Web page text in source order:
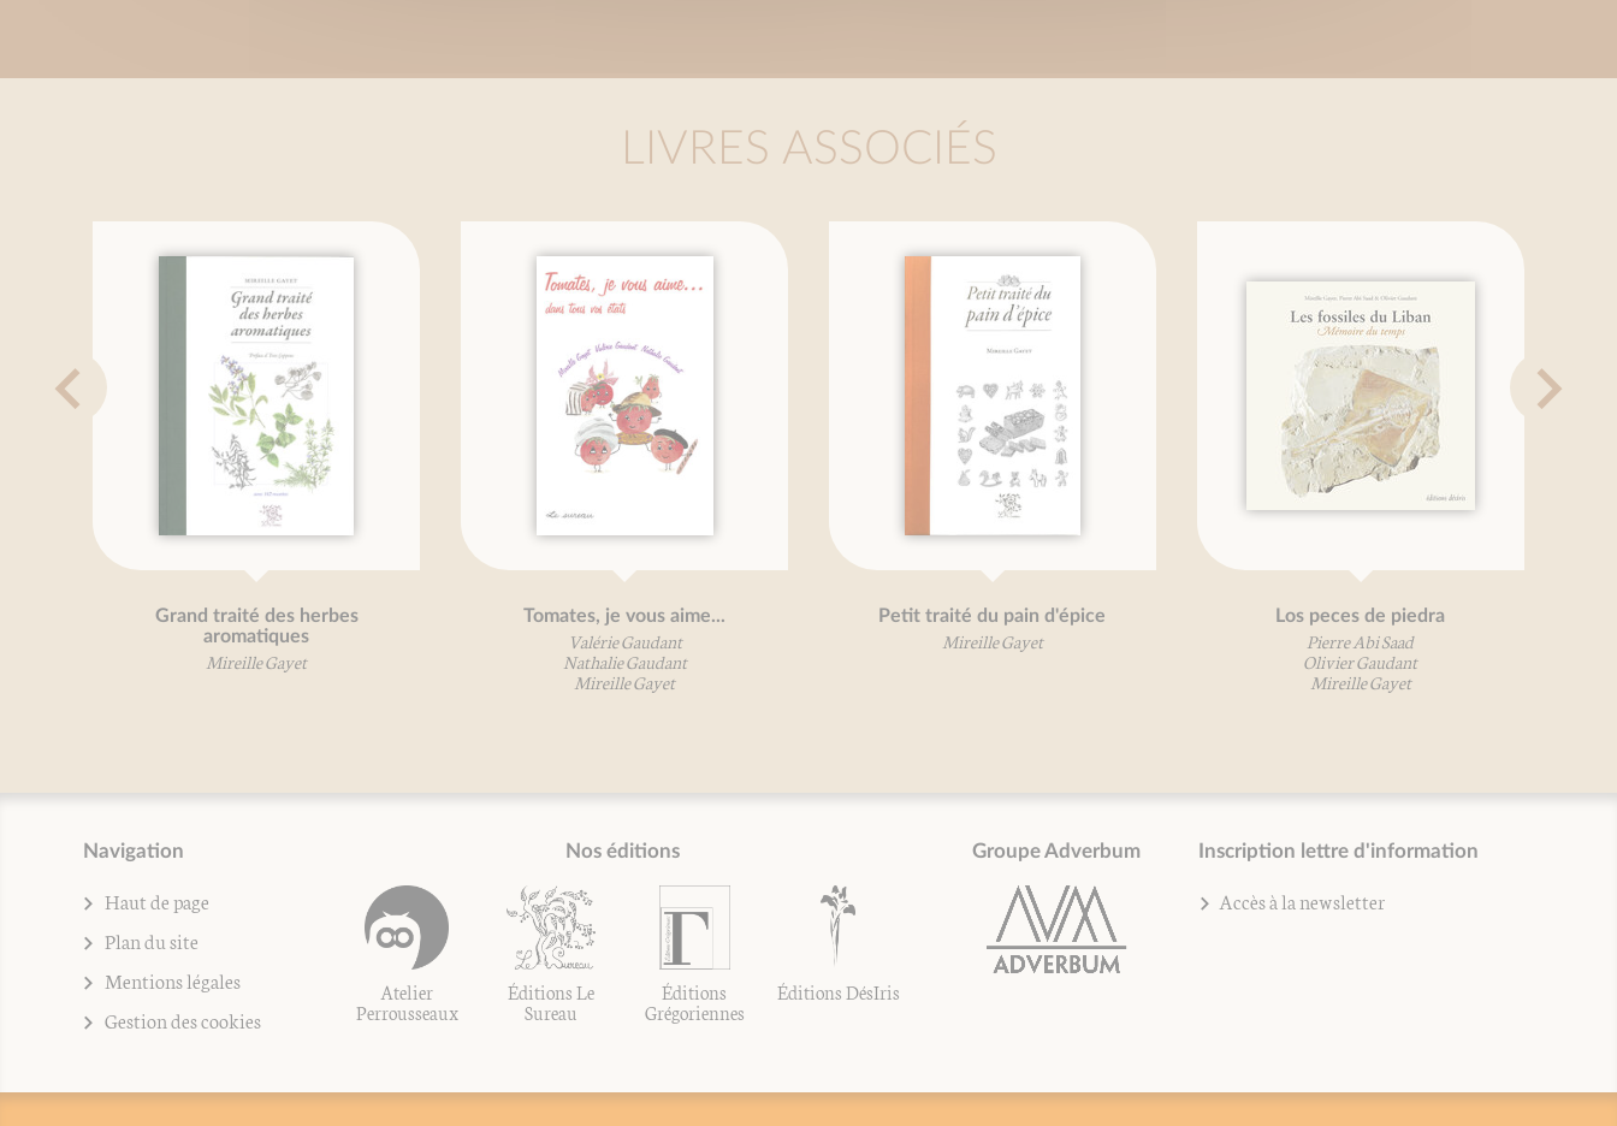
LIVRES ASSOCIÉS
Grand traité des herbes
aromatiques
Mireille Gayet
Tomates, je vous aime...
Valérie Gaudant
Nathalie Gaudant
Mireille Gayet
Petit traité du pain d'épice
Mireille Gayet
Los peces de piedra
Pierre Abi Saad
Olivier Gaudant
Mireille Gayet
Navigation
Haut de page
Plan du site
Mentions légales
Gestion des cookies
Nos éditions
Atelier
Perrousseaux
Éditions Le
Sureau
Éditions
Grégoriennes
Éditions DésIris
Groupe Adverbum Inscription lettre d'information
Accès à la newsletter